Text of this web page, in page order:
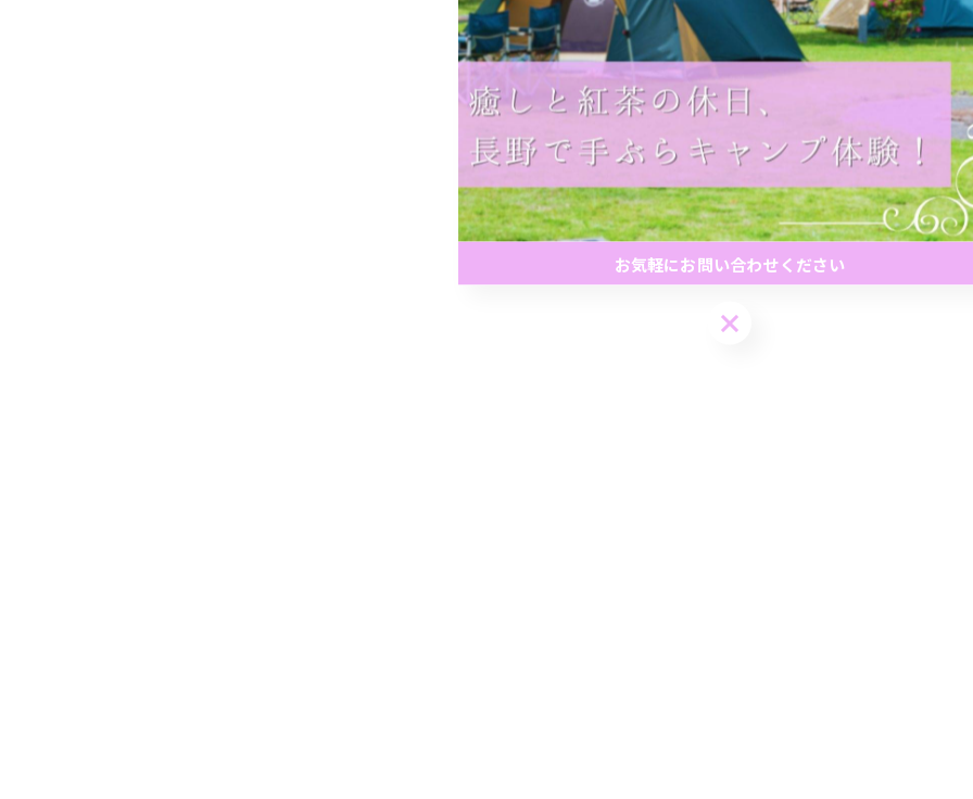
#紅茶 #紅茶専門店 #アフタヌーンティー #秋メニュ
お気軽にお問い合わせください
お気軽にお問い合わせください